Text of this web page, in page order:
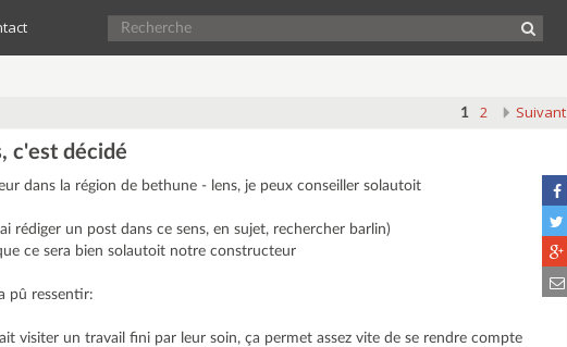
1 2 Suivant
c'est décidé
dans la région de bethune - lens, je peux conseiller solautoit
rédiger un post dans ce sens, en sujet, rechercher barlin)
ce sera bien solautoit notre constructeur
pû ressentir:
visiter un travail fini par leur soin, ça permet assez vite de se rendre compte